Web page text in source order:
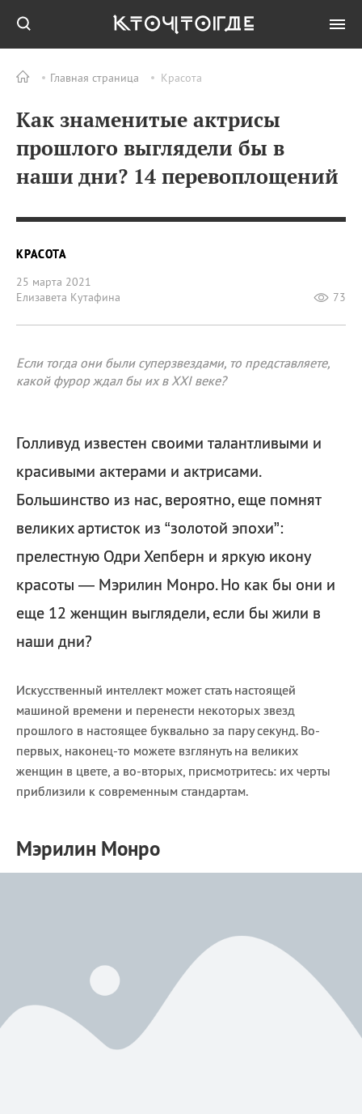
Главная страница Красота
Как знаменитые актрисы
прошлого выглядели бы в
наши дни? 14 перевоплощений
КРАСОТА
25 марта 2021
Елизавета Кутафина
73
Если тогда они были суперзвездами, то представляете,
какой фурор ждал бы их в XXI веке?
Голливуд известен своими талантливыми и
красивыми актерами и актрисами.
Большинство из нас, вероятно, еще помнят
великих артисток из “золотой эпохи”:
прелестную Одри Хепберн и яркую икону
красоты — Мэрилин Монро. Но как бы они и
еще 12 женщин выглядели, если бы жили в
наши дни?
Искусственный интеллект может стать настоящей
машиной времени и перенести некоторых звезд
прошлого в настоящее буквально за пару секунд. Во-
первых, наконец-то можете взглянуть на великих
женщин в цвете, а во-вторых, присмотритесь: их черты
приблизили к современным стандартам.
Мэрилин Монро